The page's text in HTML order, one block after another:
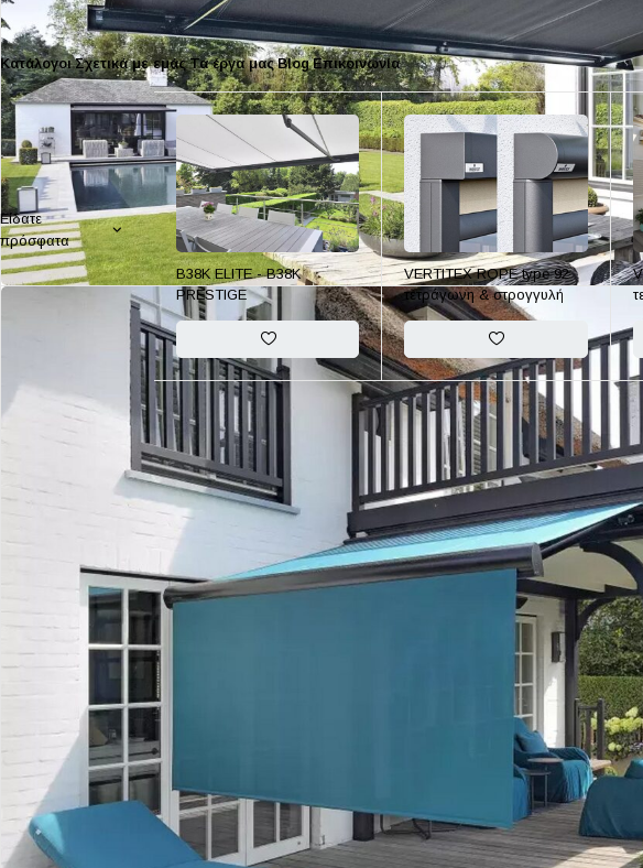
Κατάλογοι Σχετικά με εμάς Τα έργα μας Blog Επικοινωνία
Είδατε
πρόσφατα
FEATURED
B38K ELITE - B38K
PRESTIGE
VERTITEX ROPE type 92
τετράγωνη & στρογγυλή